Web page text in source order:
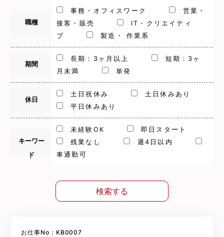
職種
事務・オフィスワーク
営業・
接客・販売
IT・クリエイティ
ブ
製造・ 作業系
期間
長期：3ヶ月以上
短期：3ヶ
月未満
単発
休日
土日祝休み
土日休みあり
平日休みあり
キーワー
ド
未経験OK
即日スタート
残業なし
週4日以内
車通勤可
検索する
お仕事No：KB0007